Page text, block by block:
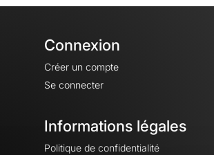
Connexion
Créer un compte
Se connecter
Informations légales
Politique de confidentialité